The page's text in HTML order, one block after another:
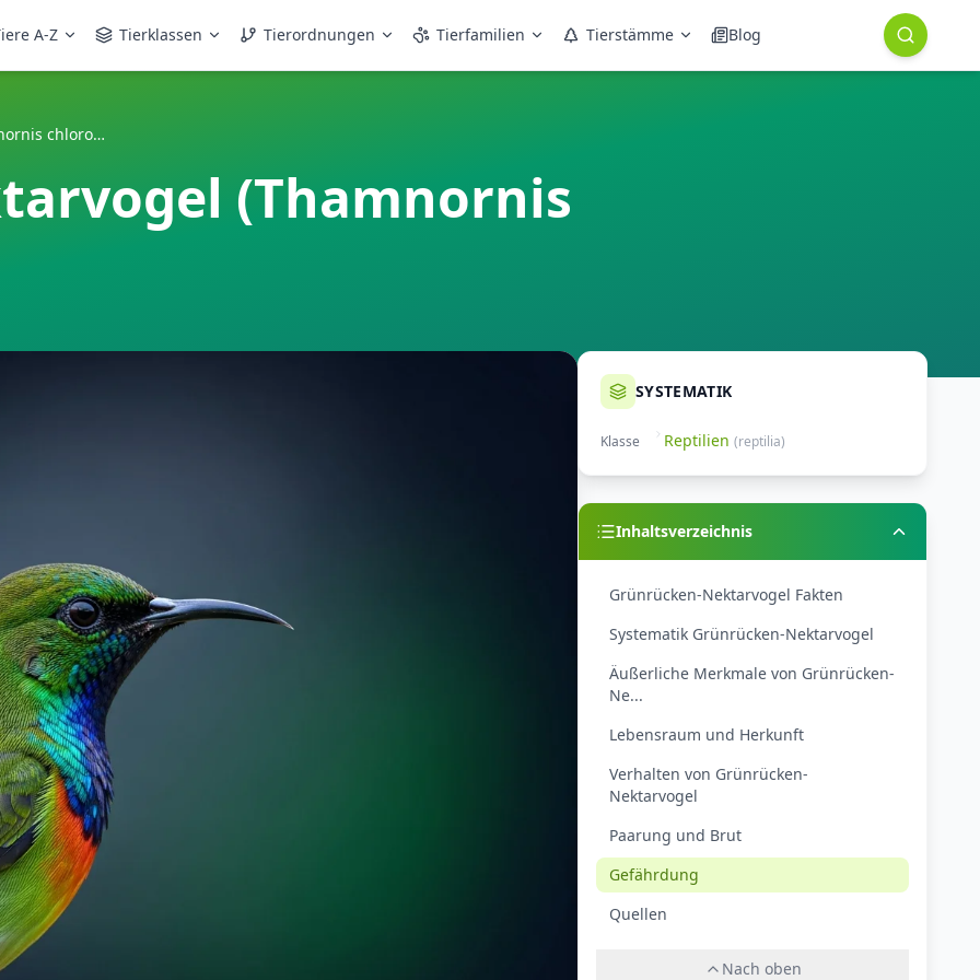
A-Z Tierklassen Tierordnungen Tierfamilien Tierstämme Blog
Grünrücken-Nektarvogel (Thamnornis chloropetoide)
(Thamnornis
SYSTEMATIK
Klasse Reptilien (reptilia)
Inhaltsverzeichnis
Grünrücken-Nektarvogel Fakten
Systematik Grünrücken-Nektarvogel
Äußerliche Merkmale von Grünrücken-
Ne...
Lebensraum und Herkunft
Verhalten von Grünrücken-
Nektarvogel
Paarung und Brut
Gefährdung
Quellen
Nach oben